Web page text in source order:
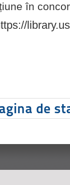
în
de